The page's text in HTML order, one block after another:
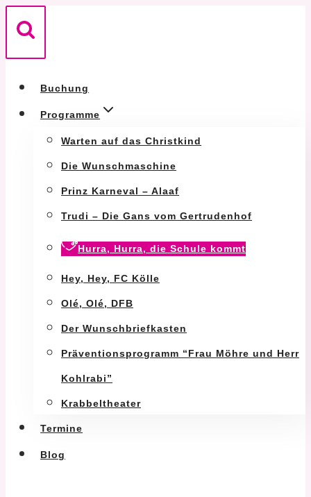
Zum
Inhalt
Buchung
Programme
Warten auf das Christkind
Die Wunschmaschine
Prinz Karneval – Alaaf
Trudi – Die Gans vom Gertrudenhof
Hurra, Hurra, die Schule kommt
Hey, Hey, FC Kölle
Olé, Olé, DFB
Der Wunschbriefkasten
Präventionsprogramm “Frau Möhre und Herr
Kohlrabi”
Krabbeltheater
Termine
Blog